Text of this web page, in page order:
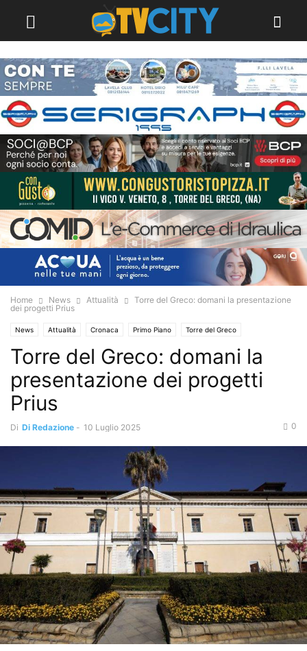
Home News Attualità
Torre del Greco: domani la presentazione
dei progetti Prius
News Attualità Cronaca Primo Piano Torre del Greco
Torre del Greco: domani la
presentazione dei progetti
Prius
Di Di Redazione - 10 Luglio 2025 0